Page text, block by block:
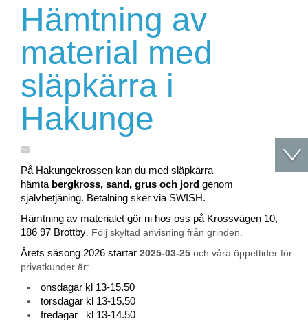
Hämtning av
material med
släpkärra i
Hakunge
På Hakungekrossen kan du med släpkärra
hämta bergkross, sand, grus och jord genom
självbetjäning. Betalning sker via SWISH.
Hämtning av materialet gör ni hos oss på Krossvägen 10,
186 97 Brottby . Följ skyltad anvisning från grinden.
Årets säsong 2026 startar 2025-03-25 och våra öppettider för
privatkunder är:
onsdagar kl 13-15.50
torsdagar kl 13-15.50
fredagar kl 13-14.50